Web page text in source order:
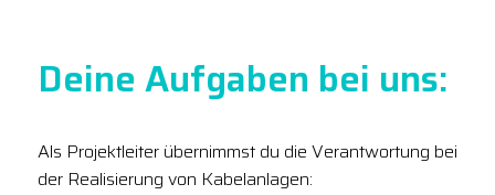
Deine Aufgaben bei uns:
Als Projektleiter übernimmst du die Verantwortung bei
der Realisierung von Kabelanlagen: